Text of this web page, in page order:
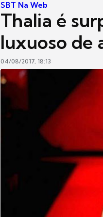
SBT Na Web
Thalia é
luxuoso de
04/08/2017, 18:13